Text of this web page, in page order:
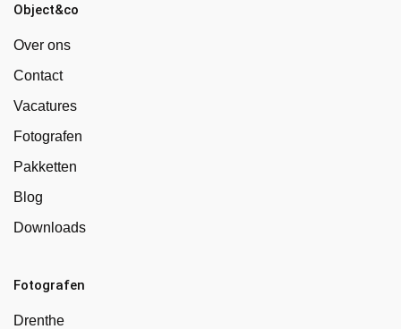
Object&co
Over ons
Contact
Vacatures
Fotografen
Pakketten
Blog
Downloads
Fotografen
Drenthe